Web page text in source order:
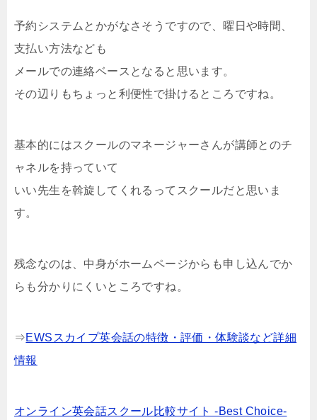
予約システムとかがなさそうですので、曜日や時間、
支払い方法なども
メールでの連絡ベースとなると思います。
その辺りもちょっと利便性で掛けるところですね。
基本的にはスクールのマネージャーさんが講師とのチ
ャネルを持っていて
いい先生を斡旋してくれるってスクールだと思いま
す。
残念なのは、中身がホームページからも申し込んでか
らも分かりにくいところですね。
⇒EWSスカイプ英会話の特徴・評価・体験談など詳細
情報
オンライン英会話スクール比較サイト -Best Choice-